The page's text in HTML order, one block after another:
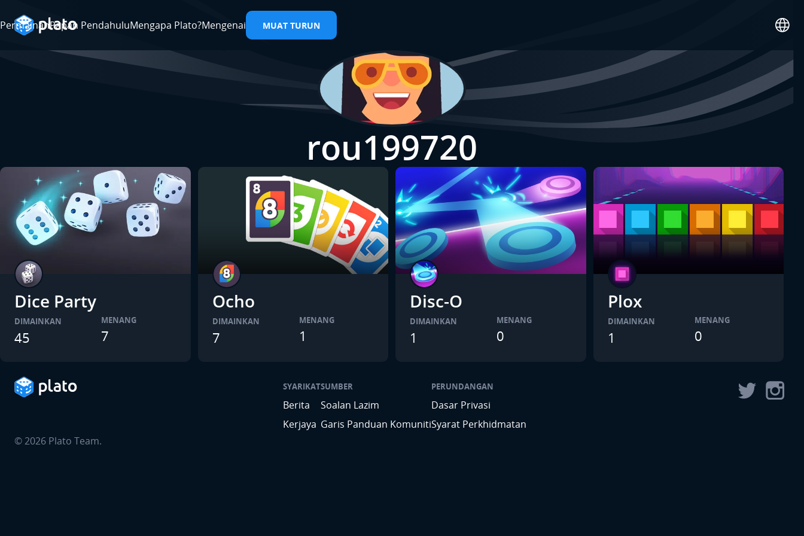
PermainanPapan PendahuluMengapa Plato?Mengenai MUAT TURUN
rou199720
Dice Party
DIMAINKAN
45
MENANG
7
Ocho
DIMAINKAN
7
MENANG
1
Disc-O
DIMAINKAN
1
MENANG
0
Plox
DIMAINKAN
1
MENANG
0
SYARIKAT
Berita
Kerjaya
SUMBER
Soalan Lazim
Garis Panduan Komuniti
PERUNDANGAN
Dasar Privasi
Syarat Perkhidmatan
©2026 Plato Team.